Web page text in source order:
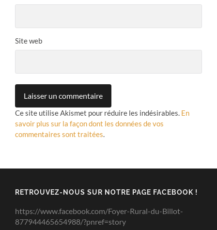
Site web
Ce site utilise Akismet pour réduire les indésirables. En
savoir plus sur la façon dont les données de vos
commentaires sont traitées.
RETROUVEZ-NOUS SUR NOTRE PAGE FACEBOOK !
https://www.facebook.com/Foyer-Rural-du-Billot-
877944465654988/?pnref=story